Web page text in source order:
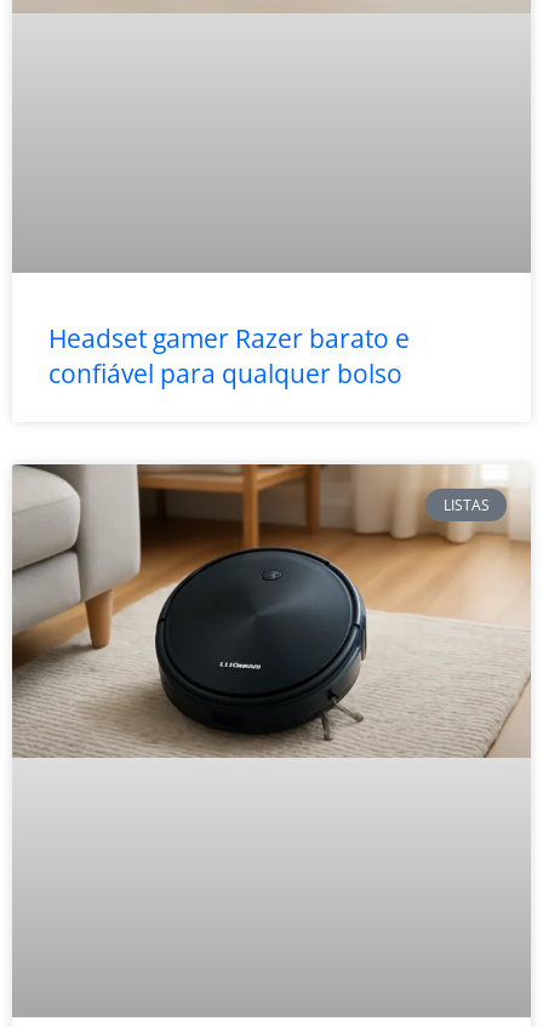
Headset gamer Razer barato e
confiável para qualquer bolso
LISTAS